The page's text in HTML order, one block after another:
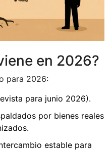
en 2026?
para 2026:
para junio 2026).
por bienes reales
estable para